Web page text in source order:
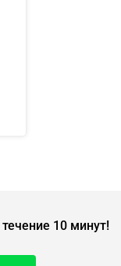
10 минут!